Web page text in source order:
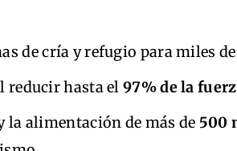
de cría y refugio para miles de
reducir hasta el 97% de la
la alimentación de más de 500